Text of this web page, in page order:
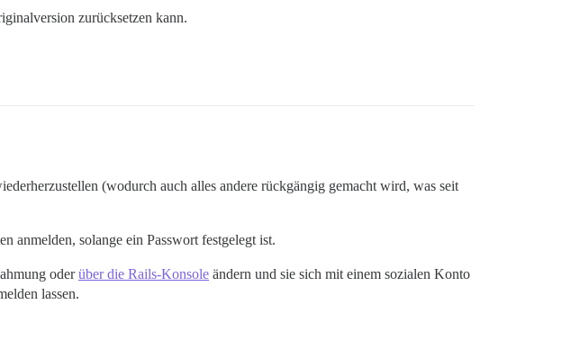
zurücksetzen kann.
(wodurch auch alles andere rückgängig gemacht wird, was seit
anmelden, solange ein Passwort festgelegt ist.
oderüber die Rails-Konsole ändern und sie sich mit einem sozialen Konto
lassen.